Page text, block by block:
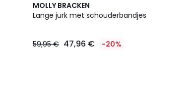
MOLLY BRACKEN
Lange jurk met schouderbandjes
59,95 € 47,96 € -20%